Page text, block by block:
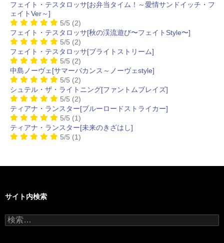
フェイト・テスタロッサ[お弁当タイム！～愛情サンドイッチ・フ
ェイトVer～]
5/5 (2)
フェイト・テスタロッサ[秋の渓流遊び〜フェイトStyle〜]
5/5 (2)
フェイト・テスタロッサ[ブライトストリーム]
5/5 (2)
中島ノーヴェ[サマーバカンス～ノーヴェstyle]
5/5 (2)
シュテル・ザ・ライトニング[ファントムブレイズ]
5/5 (2)
ティアナ・ランスター[ブルーロードストライカー]
5/5 (1)
ティアナ・ランスター[未来のきざはし]
5/5 (1)
サイト内検索
検
索: